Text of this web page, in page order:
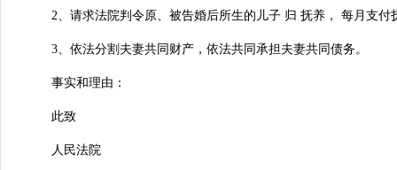
2、请求法院判令原、被告婚后所生的儿子 归 抚养， 每月支付
3、依法分割夫妻共同财产，依法共同承担夫妻共同债务。
事实和理由：
此致
人民法院